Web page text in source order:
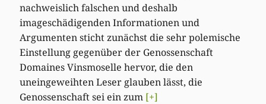
nachweislich falschen und deshalb
imageschädigenden Informationen und
Argumenten sticht zunächst die sehr polemische
Einstellung gegenüber der Genossenschaft
Domaines Vinsmoselle hervor, die den
uneingeweihten Leser glauben lässt, die
Genossenschaft sei ein zum [+]